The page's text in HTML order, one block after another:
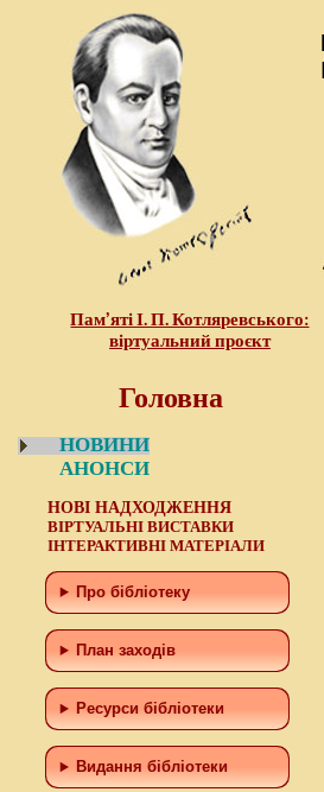
Пам’яті І. П. Котляревського:
віртуальний проєкт
Головна
НОВИНИ
АНОНСИ
НОВІ НАДХОДЖЕННЯ
ВІРТУАЛЬНІ ВИСТАВКИ
ІНТЕРАКТИВНІ МАТЕРІАЛИ
Про бібліотеку
План заходів
Ресурси бібліотеки
Видання бібліотеки